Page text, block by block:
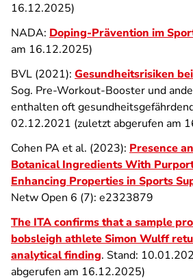
16.12.2025)
NADA: Doping-Prävention im
am 16.12.2025)
BVL (2021): Gesundheitsrisiken
Sog. Pre-Workout-Booster und
enthalten oft
02.12.2021 (zuletzt abgerufen am
Cohen PA et al. (2023): Presence
Botanical Ingredients With
Enhancing Properties in Sports
Netw Open 6 (7): e2323879
The ITA confirms that a sample
bobsleigh athlete Simon Wulff
analytical finding. Stand:
abgerufen am 16.12.2025)